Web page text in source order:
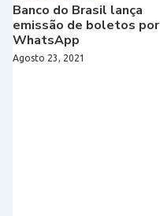
Banco do Brasil lança
emissão de boletos por
WhatsApp
Agosto 23, 2021